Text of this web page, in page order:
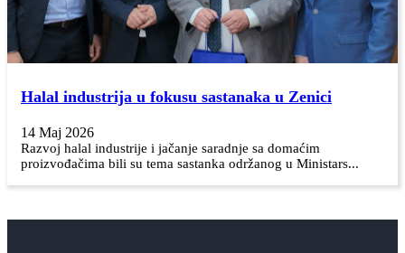
Halal industrija u fokusu sastanaka u Zenici
14 Maj 2026
Razvoj halal industrije i jačanje saradnje sa domaćim
proizvođačima bili su tema sastanka održanog u Ministars...